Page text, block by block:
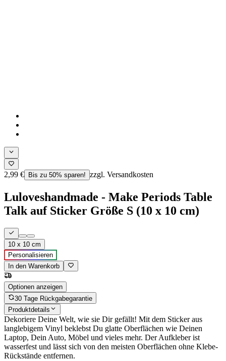
2,99 € Bis zu 50% sparen! zzgl. Versandkosten
Luloveshandmade - Make Periods Table
Talk auf Sticker Größe S (10 x 10 cm)
10 x 10 cm
Personalisieren
In den Warenkorb
Optionen anzeigen
30 Tage Rückgabegarantie
Produktdetails
Dekoriere Deine Welt, wie sie Dir gefällt! Mit dem Sticker aus
langlebigem Vinyl beklebst Du glatte Oberflächen wie Deinen
Laptop, Dein Auto, Möbel und vieles mehr. Der Aufkleber ist
wasserfest und lässt sich von den meisten Oberflächen ohne Klebe-
Rückstände entfernen.